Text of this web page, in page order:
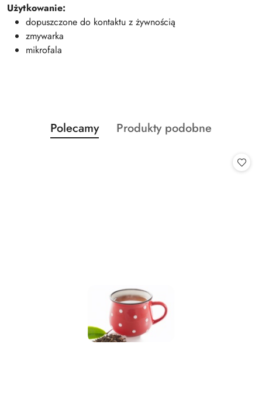
Użytkowanie:
dopuszczone do kontaktu z żywnością
zmywarka
mikrofala
Pomiń karuzelę produktów
Produkty
o
Polecamy
Produkty
Produkty podobne